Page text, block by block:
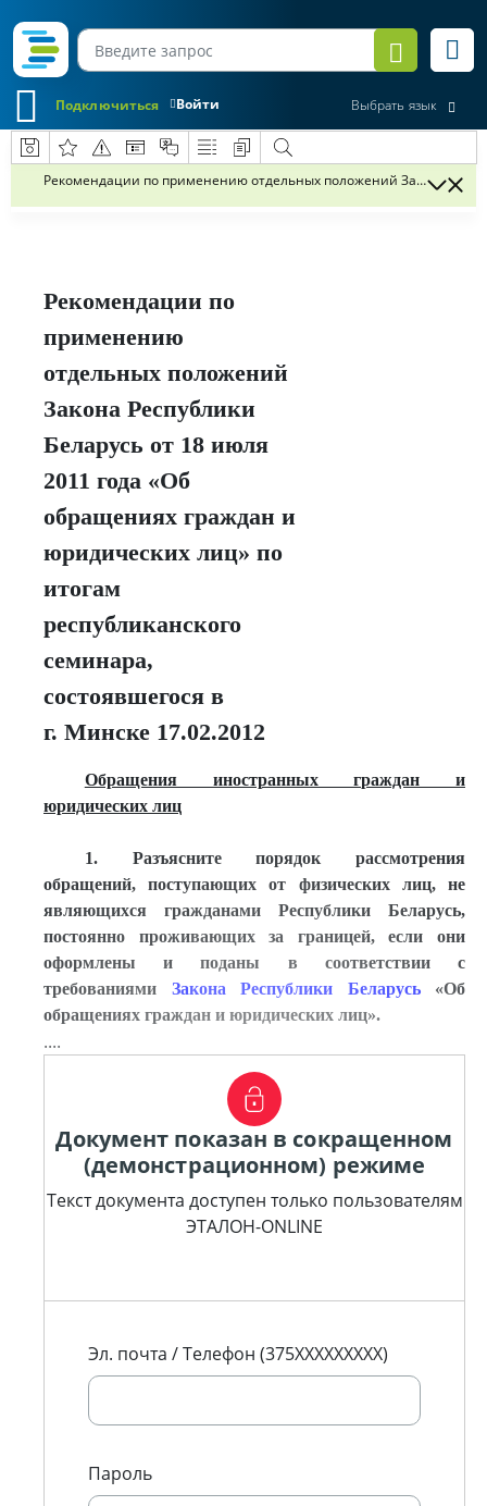
Войти
Подключиться Выбрать язык
Рекомендации по применению отдельных положений Закона
Рекомендации по
применению
отдельных положений
Закона Республики
Беларусь от 18 июля
2011 года «Об
обращениях граждан и
юридических лиц» по
итогам
республиканского
семинара,
состоявшегося в
г. Минске 17.02.2012
Обращения иностранных граждан и
юридических лиц
1. Разъясните порядок рассмотрения
обращений, поступающих от физических лиц, не
являющихся гражданами Республики Беларусь,
постоянно проживающих за границей, если они
оформлены и поданы в соответствии с
требованиями Закона Республики Беларусь
«Об
обращениях граждан и юридических лиц».
....
Документ показан в сокращенном
(демонстрационном) режиме
Текст документа доступен только пользователям
ЭТАЛОН-ONLINE
Эл. почта / Телефон (375XXXXXXXXX)
Пароль